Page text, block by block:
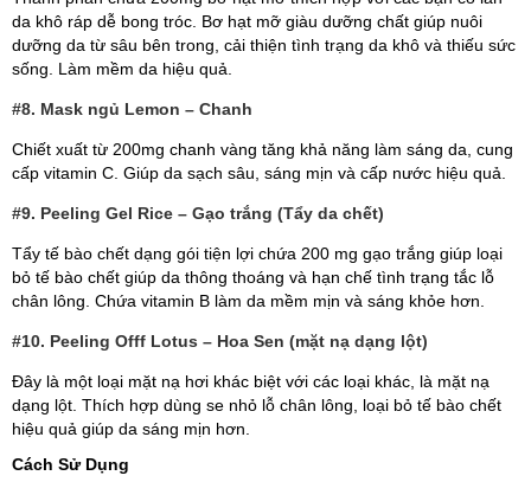
da khô ráp dễ bong tróc. Bơ hạt mỡ giàu dưỡng chất giúp nuôi
dưỡng da từ sâu bên trong, cải thiện tình trạng da khô và thiếu sức
sống. Làm mềm da hiệu quả.
#8. Mask ngủ Lemon – Chanh
Chiết xuất từ 200mg chanh vàng tăng khả năng làm sáng da, cung
cấp vitamin C. Giúp da sạch sâu, sáng mịn và cấp nước hiệu quả.
#9. Peeling Gel Rice – Gạo trắng (Tẩy da chết)
Tẩy tế bào chết dạng gói tiện lợi chứa 200 mg gạo trắng giúp loại
bỏ tế bào chết giúp da thông thoáng và hạn chế tình trạng tắc lỗ
chân lông. Chứa vitamin B làm da mềm mịn và sáng khỏe hơn.
#10. Peeling Offf Lotus – Hoa Sen (mặt nạ dạng lột)
Đây là một loại mặt nạ hơi khác biệt với các loại khác, là mặt nạ
dạng lột. Thích hợp dùng se nhỏ lỗ chân lông, loại bỏ tế bào chết
hiệu quả giúp da sáng mịn hơn.
Cách Sử Dụng